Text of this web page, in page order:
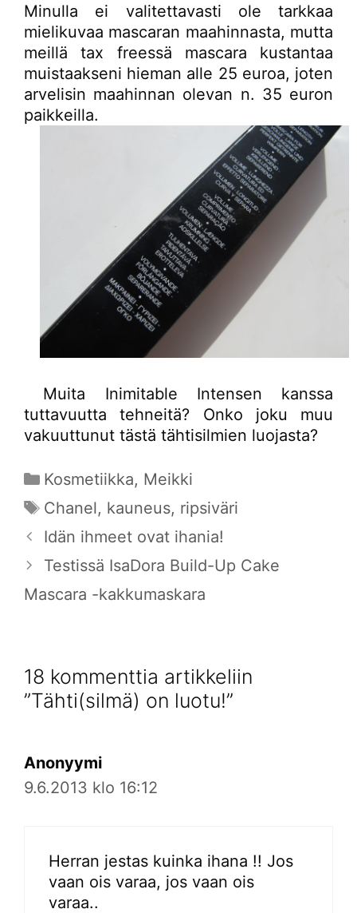
Minulla ei valitettavasti ole tarkkaa
mielikuvaa mascaran maahinnasta, mutta
meillä tax freessä mascara kustantaa
muistaakseni hieman alle 25 euroa, joten
arvelisin maahinnan olevan n. 35 euron
paikkeilla.
Muita Inimitable Intensen kanssa
tuttavuutta tehneitä? Onko joku muu
vakuuttunut tästä tähtisilmien luojasta?
Kategoriat
Kosmetiikka, Meikki
Avainsanat
Chanel, kauneus, ripsiväri
Idän ihmeet ovat ihania!
Testissä IsaDora Build-Up Cake
Mascara -kakkumaskara
18 kommenttia artikkeliin
”Tähti(silmä) on luotu!”
Anonyymi
9.6.2013 klo 16:12
Herran jestas kuinka ihana !! Jos
vaan ois varaa, jos vaan ois
varaa..